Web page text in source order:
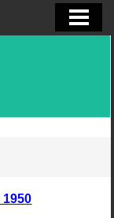
1950